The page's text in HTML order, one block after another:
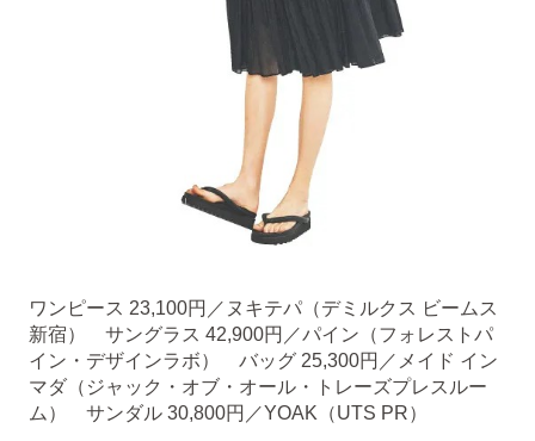
ワンピース 23,100円／ヌキテパ（デミルクス ビームス
新宿） サングラス 42,900円／パイン（フォレストパ
イン・デザインラボ） バッグ 25,300円／メイド イン
マダ（ジャック・オブ・オール・トレーズプレスルー
ム） サンダル 30,800円／YOAK（UTS PR）